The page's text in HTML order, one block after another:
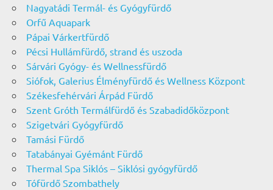
Nagyatádi Termál- és Gyógyfürdő
Orfű Aquapark
Pápai Várkertfürdő
Pécsi Hullámfürdő, strand és uszoda
Sárvári Gyógy- és Wellnessfürdő
Siófok, Galerius Élményfürdő és Wellness Központ
Székesfehérvári Árpád Fürdő
Szent Gróth Termálfürdő és Szabadidőközpont
Szigetvári Gyógyfürdő
Tamási Fürdő
Tatabányai Gyémánt Fürdő
Thermal Spa Siklós – Siklósi gyógyfürdő
Tófürdő Szombathely